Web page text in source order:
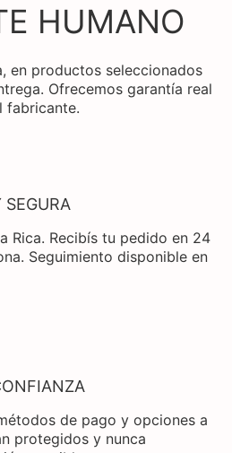
HUMANO
en productos seleccionados
Ofrecemos garantía real
fabricante.
SEGURA
Rica. Recibís tu pedido en 24
Seguimiento disponible en
de pago y opciones a
protegidos y nunca